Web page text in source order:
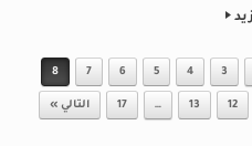
3
4
5
6
7
8
12
13
…
17 التالي »